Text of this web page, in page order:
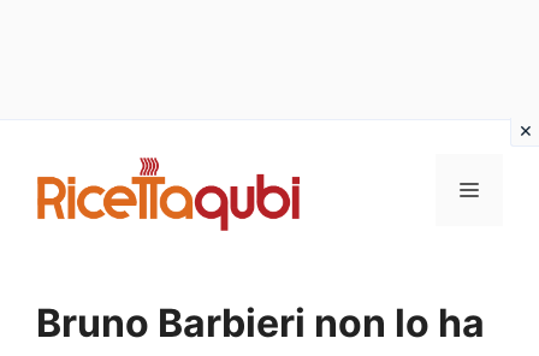
contenuto
MENU
Bruno Barbieri non lo ha